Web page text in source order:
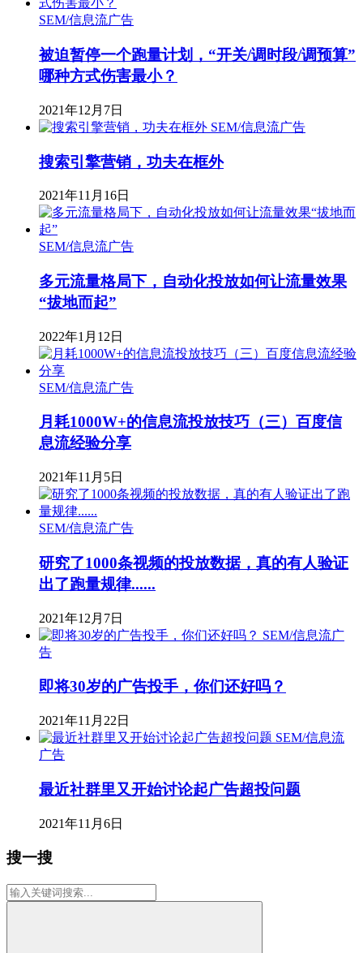
SEM/信息流广告
被迫暂停一个跑量计划，“开关/调时段/调预算”
哪种方式伤害最小？
2021年12月7日
SEM/信息流广告
搜索引擎营销，功夫在框外
2021年11月16日
SEM/信息流广告
多元流量格局下，自动化投放如何让流量效果
“拔地而起”
2022年1月12日
SEM/信息流广告
月耗1000W+的信息流投放技巧（三）百度信
息流经验分享
2021年11月5日
SEM/信息流广告
研究了1000条视频的投放数据，真的有人验证
出了跑量规律......
2021年12月7日
SEM/信息流广
告
即将30岁的广告投手，你们还好吗？
2021年11月22日
SEM/信息流
广告
最近社群里又开始讨论起广告超投问题
2021年11月6日
搜一搜